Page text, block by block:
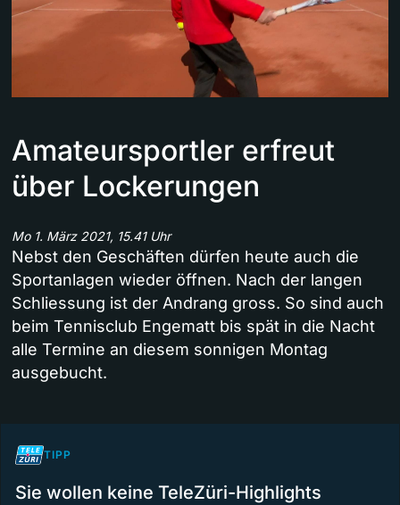
Amateursportler erfreut
über Lockerungen
Mo 1. März 2021, 15.41 Uhr
Nebst den Geschäften dürfen heute auch die
Sportanlagen wieder öffnen. Nach der langen
Schliessung ist der Andrang gross. So sind auch
beim Tennisclub Engematt bis spät in die Nacht
alle Termine an diesem sonnigen Montag
ausgebucht.
TIPP
Sie wollen keine TeleZüri-Highlights